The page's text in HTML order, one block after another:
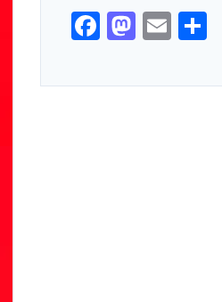
F
c
M
st
E
ai